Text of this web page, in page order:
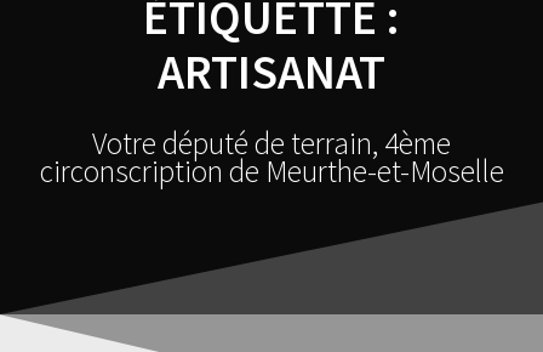
ÉTIQUETTE :
ARTISANAT
Votre député de terrain, 4ème
circonscription de Meurthe-et-Moselle